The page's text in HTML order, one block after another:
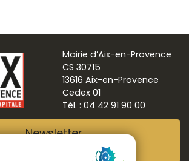
Mairie d’Aix-en-Provence
CS 30715
13616 Aix-en-Provence
Cedex 01
Tél. : 04 42 91 90 00
Newsletter